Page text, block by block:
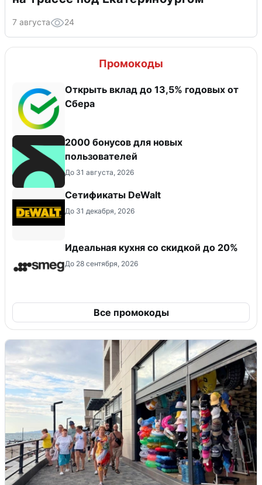
7 августа 24
Промокоды
Открыть вклад до 13,5% годовых от
Сбера
2000 бонусов для новых
пользователей
До 31 августа, 2026
Сетификаты DeWalt
До 31 декабря, 2026
Идеальная кухня со скидкой до 20%
До 28 сентября, 2026
Все промокоды